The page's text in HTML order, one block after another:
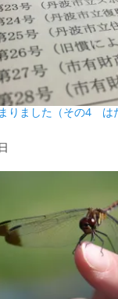
りました（その4 は